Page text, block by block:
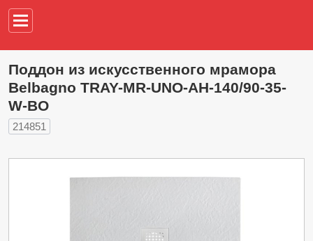
Поддон из искусственного мрамора
Belbagno TRAY-MR-UNO-AH-140/90-35-
W-BO
214851